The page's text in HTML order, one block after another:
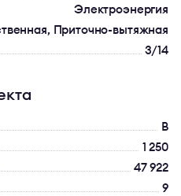
Электроэнергия
Приточно-вытяжная
3/14
B
1 250
47 922
9